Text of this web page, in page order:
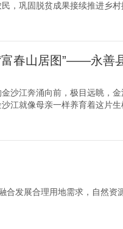
，巩固脱贫成果接续推进乡村
春山居图”——永善
沙江奔涌向前，极目远眺，
江就像母亲一样养育着这片生
发展合理用地需求，自然资